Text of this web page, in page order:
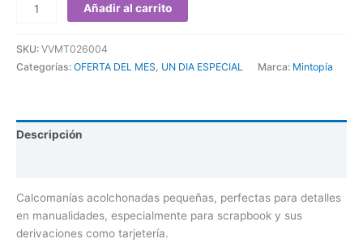
Añadir al carrito
SKU: VVMT026004
Categorías: OFERTA DEL MES UN DIA ESPECIAL Marca: Mintopía
Descripción
Calcomanías acolchonadas pequeñas, perfectas para detalles
en manualidades, especialmente para scrapbook y sus
derivaciones como tarjetería.